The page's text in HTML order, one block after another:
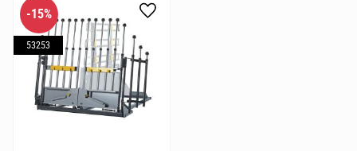
15%
53253
Lägg till i favoriter